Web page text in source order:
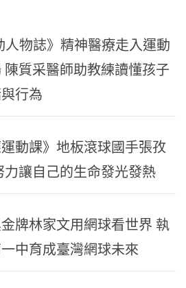
人物誌》精神醫療走入運動
陳質采醫師助教練讀懂孩子
行為
動課》地板滾球國手張孜
力讓自己的生命發光發熱
牌林家文用網球看世界 執
中育成臺灣網球未來